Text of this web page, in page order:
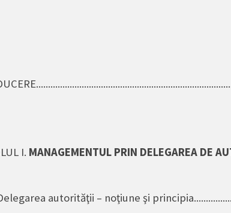
I. MANAGEMENTUL PRIN DELEGAREA DE
autorităţii – noţiune şi